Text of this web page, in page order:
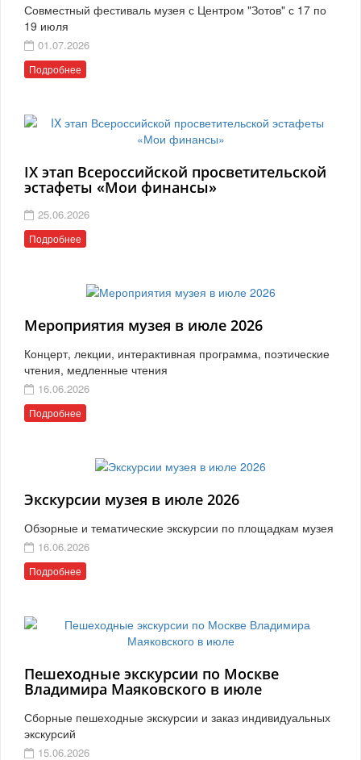
Совместный фестиваль музея с Центром "Зотов" с 17 по
19 июля
01.07.2026
Подробнее
IX этап Всероссийской просветительской
эстафеты «Мои финансы»
25.06.2026
Подробнее
Мероприятия музея в июле 2026
Концерт, лекции, интерактивная программа, поэтические
чтения, медленные чтения
16.06.2026
Подробнее
Экскурсии музея в июле 2026
Обзорные и тематические экскурсии по площадкам музея
16.06.2026
Подробнее
Пешеходные экскурсии по Москве
Владимира Маяковского в июле
Сборные пешеходные экскурсии и заказ индивидуальных
экскурсий
15.06.2026